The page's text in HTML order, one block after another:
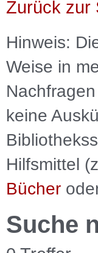
Zurück zur
Hinweis:
Weise in
keine
Hilfsmittel
Bücher
Suche